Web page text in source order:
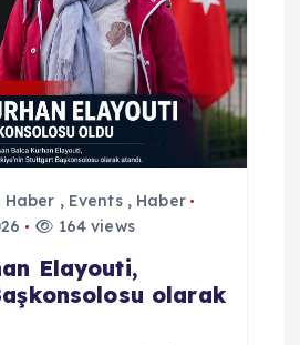
Haber , Events, Haber
164 views
Elayouti,
olarak